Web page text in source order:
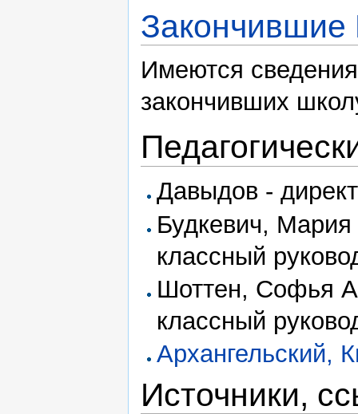
Закончившие
Имеются
закончивших
Давыдов -
Будкевич, Мария
классный
Шоттен, Софья
классный
Архангельский,
Источники,